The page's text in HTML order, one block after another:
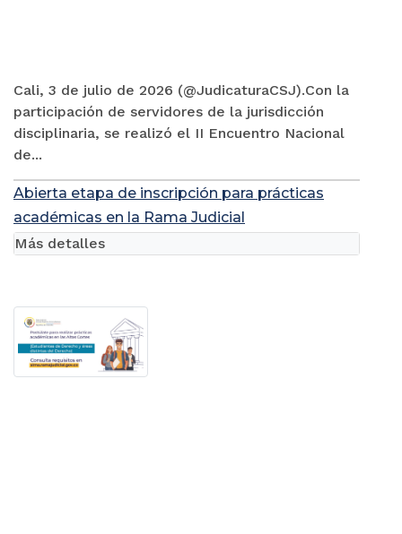
Cali, 3 de julio de 2026 (@JudicaturaCSJ).Con la
participación de servidores de la jurisdicción
disciplinaria, se realizó el II Encuentro Nacional
de...
Abierta etapa de inscripción para prácticas
académicas en la Rama Judicial
Más detalles